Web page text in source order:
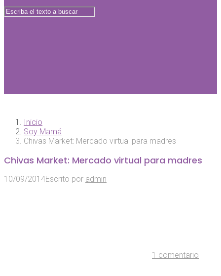
Inicio
Soy Mamá
Chivas Market: Mercado virtual para madres
Chivas Market: Mercado virtual para madres
10/09/2014Escrito por admin
1 comentario